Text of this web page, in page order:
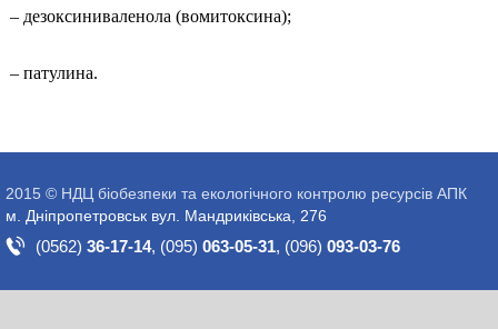
– дезоксиниваленола (вомитоксина);
– патулина.
2015 © НДЦ біобезпеки та екологічного контролю ресурсів АПК
м. Дніпропетровськ вул. Мандриківська, 276
(0562) 36-17-14, (095) 063-05-31, (096) 093-03-76